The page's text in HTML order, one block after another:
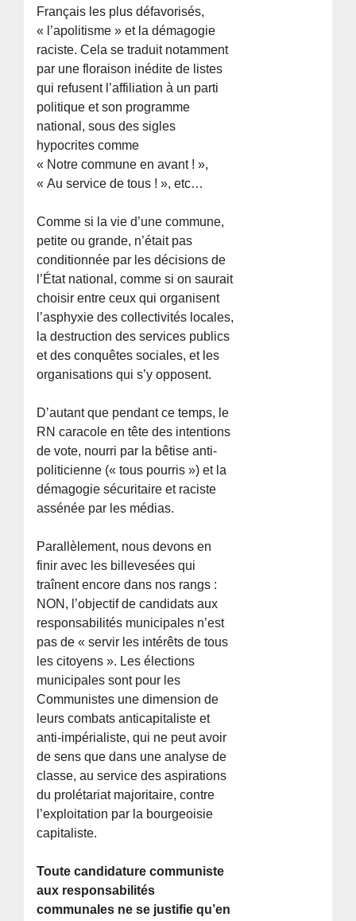
Français les plus défavorisés,
« l’apolitisme » et la démagogie
raciste. Cela se traduit notamment
par une floraison inédite de listes
qui refusent l’affiliation à un parti
politique et son programme
national, sous des sigles
hypocrites comme
« Notre commune en avant ! »,
« Au service de tous ! », etc…
Comme si la vie d’une commune,
petite ou grande, n’était pas
conditionnée par les décisions de
l’État national, comme si on saurait
choisir entre ceux qui organisent
l’asphyxie des collectivités locales,
la destruction des services publics
et des conquêtes sociales, et les
organisations qui s’y opposent.
D’autant que pendant ce temps, le
RN caracole en tête des intentions
de vote, nourri par la bêtise anti-
politicienne (« tous pourris ») et la
démagogie sécuritaire et raciste
assénée par les médias.
Parallèlement, nous devons en
finir avec les billevesées qui
traînent encore dans nos rangs :
NON, l’objectif de candidats aux
responsabilités municipales n’est
pas de « servir les intérêts de tous
les citoyens ». Les élections
municipales sont pour les
Communistes une dimension de
leurs combats anticapitaliste et
anti-impérialiste, qui ne peut avoir
de sens que dans une analyse de
classe, au service des aspirations
du prolétariat majoritaire, contre
l’exploitation par la bourgeoisie
capitaliste.
Toute candidature communiste
aux responsabilités
communales ne se justifie qu’en